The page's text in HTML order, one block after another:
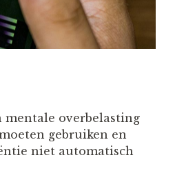
mentale overbelasting
gebruiken en
niet automatisch